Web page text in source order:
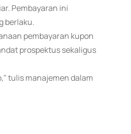
Pembayaran ini
berlaku.
pembayaran kupon
prospektus sekaligus
tulis manajemen dalam